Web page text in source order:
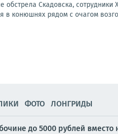
Скадовска, сотрудники
в конюшнях рядом с очагом
ФОТО ЛОНГРИДЫ
до 5000 рублей вместо